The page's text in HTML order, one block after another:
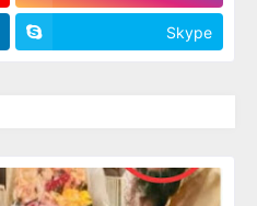
Skype